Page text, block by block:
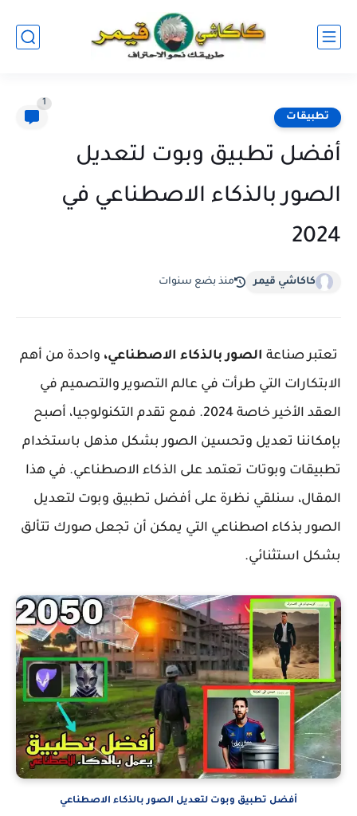
تطبيقات
1
أفضل تطبيق وبوت لتعديل
الصور بالذكاء الاصطناعي في
2024
كاكاشي قيمر منذ بضع سنوات
تعتبر صناعة الصور بالذكاء الاصطناعي، واحدة من أهم
الابتكارات التي طرأت في عالم التصوير والتصميم في
العقد الأخير خاصة 2024. فمع تقدم التكنولوجيا، أصبح
بإمكاننا تعديل وتحسين الصور بشكل مذهل باستخدام
تطبيقات وبوتات تعتمد على الذكاء الاصطناعي. في هذا
المقال، سنلقي نظرة على أفضل تطبيق وبوت لتعديل
الصور بذكاء اصطناعي التي يمكن أن تجعل صورك تتألق
بشكل استثنائي.
أفضل تطبيق وبوت لتعديل الصور بالذكاء الاصطناعي